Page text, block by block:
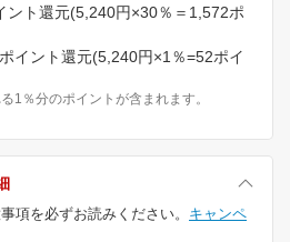
ント還元(5,240円×30％＝1,572ポ
イント還元(5,240円×1％=52ポイ
1％分のポイントが含まれます。
項を必ずお読みください。 キャンペ